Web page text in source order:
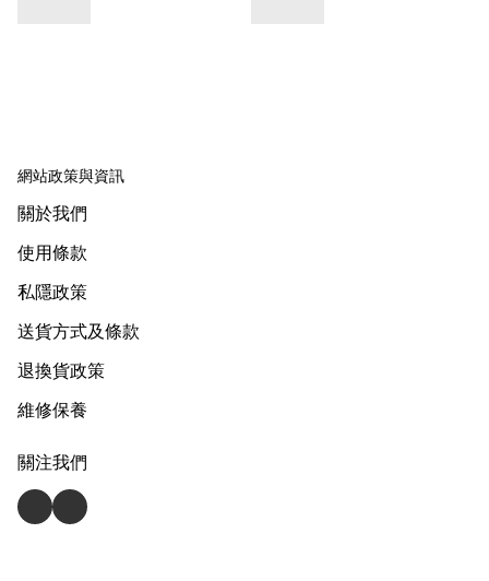
網站政策與資訊
關於我們
使用條款
私隱政策
送貨方式及條款
退換貨政策
維修保養
關注我們